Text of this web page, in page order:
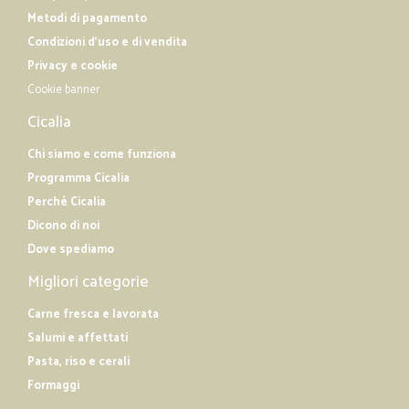
Metodi di pagamento
Condizioni d'uso e di vendita
Privacy e cookie
Cookie banner
Cicalia
Chi siamo e come funziona
Programma Cicalia
Perché Cicalia
Dicono di noi
Dove spediamo
Migliori categorie
Carne fresca e lavorata
Salumi e affettati
Pasta, riso e cerali
Formaggi